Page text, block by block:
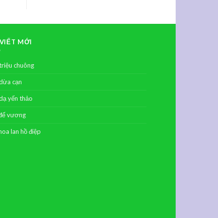
MỚI
chuông
cạn
yến thảo
vương
lan hồ điệp